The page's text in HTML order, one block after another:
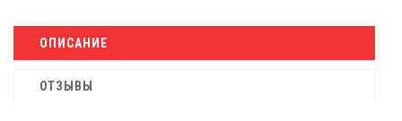
ОПИСАНИЕ
ОТЗЫВЫ